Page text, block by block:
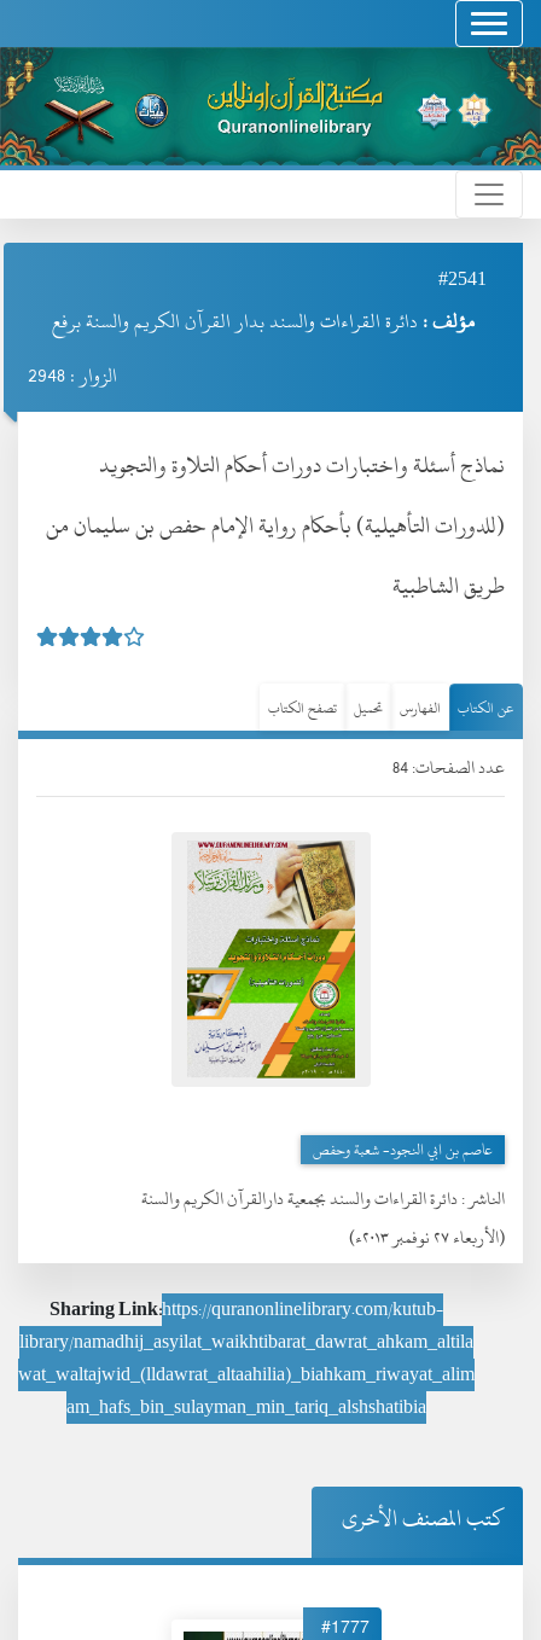
#2541
مؤلف : دائرة القراءات والسند بدار القرآن الكريم والسنة برفع
الزوار : 2948
نماذج أسئلة واختبارات دورات أحكام التلاوة والتجويد
(للدورات التأهيلية) بأحكام رواية الإمام حفص بن سليمان من
طريق الشاطبية
عن الكتاب الفهارس تحميل تصفح الكتاب
عدد الصفحات: 84
(الأربعاء ٢٧ نوفمبر ٢٠١٣ء)
الناشر :دائرة القراءات والسند بجمعية دارالقرآن الكريم والسنة
عاصم بن ابي النجود- شعبة وحفص
Sharing Link:https://quranonlinelibrary.com/kutub-
library/namadhij_asyilat_waikhtibarat_dawrat_ahkam_altila
wat_waltajwid_(lldawrat_altaahilia)_biahkam_riwayat_alim
am_hafs_bin_sulayman_min_tariq_alshshatibia
كتب المصنف الأخرى
#1777